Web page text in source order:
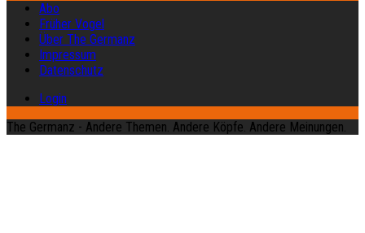
Abo
Früher Vogel
Über The Germanz
Impressum
Datenschutz
Login
The Germanz - Andere Themen. Andere Köpfe. Andere Meinungen.